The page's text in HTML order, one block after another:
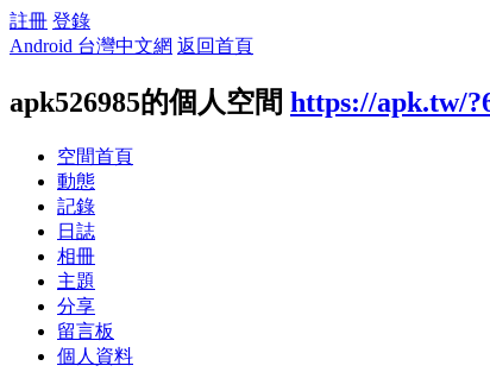
註冊 登錄
Android 台灣中文網 返回首頁
apk526985的個人空間 https://apk.tw/
空間首頁
動態
記錄
日誌
相冊
主題
分享
留言板
個人資料